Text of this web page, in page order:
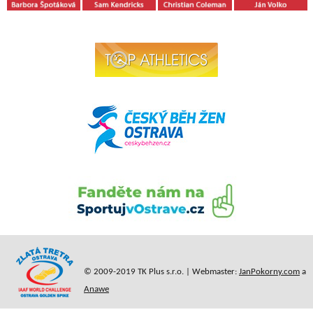
© 2009-2019 TK Plus s.r.o. | Webmaster: JanPokorny.com a
Anawe